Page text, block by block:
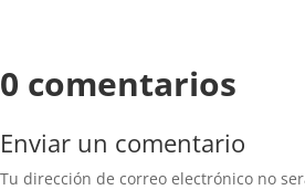
0 comentarios
Enviar un comentario
Tu dirección de correo electrónico no